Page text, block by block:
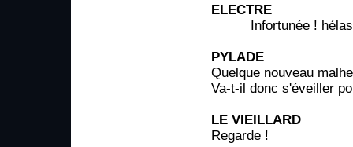
ELECTRE
Infortunée !
PYLADE
Quelque nouveau
Va-t-il donc s'éveiller
LE VIEILLARD
Regarde !